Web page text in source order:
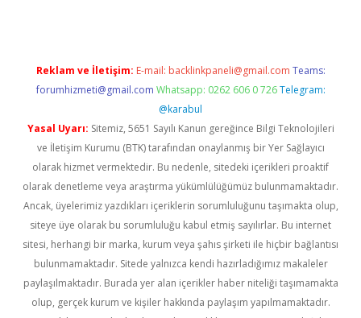
Reklam ve İletişim: E-mail: backlinkpaneli@gmail.com Teams:
forumhizmeti@gmail.com Whatsapp: 0262 606 0 726 Telegram:
@karabul
Yasal Uyarı: Sitemiz, 5651 Sayılı Kanun gereğince Bilgi Teknolojileri
ve İletişim Kurumu (BTK) tarafından onaylanmış bir Yer Sağlayıcı
olarak hizmet vermektedir. Bu nedenle, sitedeki içerikleri proaktif
olarak denetleme veya araştırma yükümlülüğümüz bulunmamaktadır.
Ancak, üyelerimiz yazdıkları içeriklerin sorumluluğunu taşımakta olup,
siteye üye olarak bu sorumluluğu kabul etmiş sayılırlar. Bu internet
sitesi, herhangi bir marka, kurum veya şahıs şirketi ile hiçbir bağlantısı
bulunmamaktadır. Sitede yalnızca kendi hazırladığımız makaleler
paylaşılmaktadır. Burada yer alan içerikler haber niteliği taşımamakta
olup, gerçek kurum ve kişiler hakkında paylaşım yapılmamaktadır.